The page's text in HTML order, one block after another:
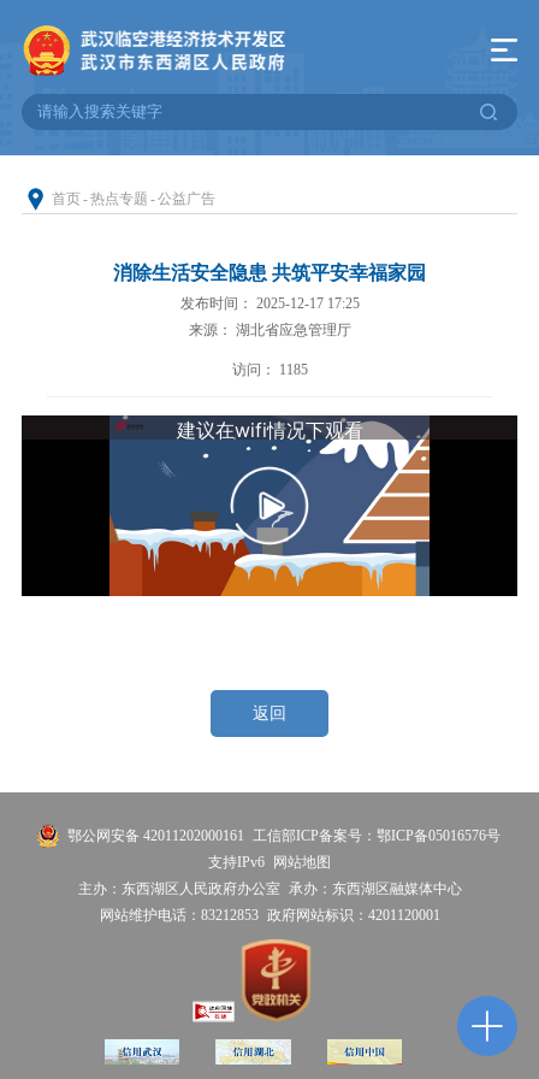
首页-热点专题 -公益广告
消除生活安全隐患 共筑平安幸福家园
发布时间： 2025-12-17 17:25
来源： 湖北省应急管理厅
访问： 1185
返回
鄂公网安备 42011202000161 工信部ICP备案号：鄂ICP备05016576号
支持IPv6
网站地图
主办：东西湖区人民政府办公室 承办：东西湖区融媒体中心
网站维护电话：83212853 政府网站标识：4201120001